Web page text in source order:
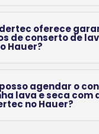
oferece
de conserto de
Hauer?
agendar o
lava e seca com
no Hauer?